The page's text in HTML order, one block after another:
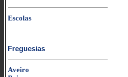
Escolas
Freguesias
Aveiro